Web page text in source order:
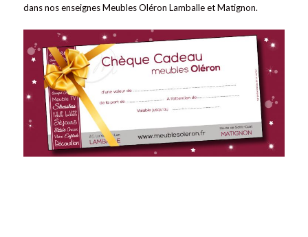
dans nos enseignes Meubles Oléron Lamballe et Matignon.